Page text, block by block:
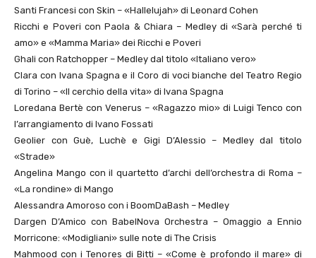
Santi Francesi con Skin – «Hallelujah» di Leonard Cohen
Ricchi e Poveri con Paola & Chiara – Medley di «Sarà perché ti
amo» e «Mamma Maria» dei Ricchi e Poveri
Ghali con Ratchopper – Medley dal titolo «Italiano vero»
Clara con Ivana Spagna e il Coro di voci bianche del Teatro Regio
di Torino – «Il cerchio della vita» di Ivana Spagna
Loredana Bertè con Venerus – «Ragazzo mio» di Luigi Tenco con
l’arrangiamento di Ivano Fossati
Geolier con Guè, Luchè e Gigi D’Alessio – Medley dal titolo
«Strade»
Angelina Mango con il quartetto d’archi dell’orchestra di Roma –
«La rondine» di Mango
Alessandra Amoroso con i BoomDaBash – Medley
Dargen D’Amico con BabelNova Orchestra – Omaggio a Ennio
Morricone: «Modigliani» sulle note di The Crisis
Mahmood con i Tenores di Bitti – «Come è profondo il mare» di